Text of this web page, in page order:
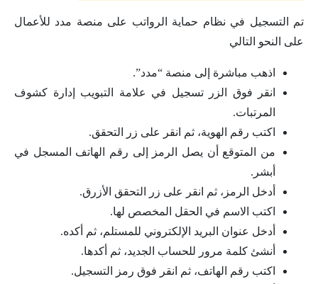
تم التسجيل في نظام حماية الرواتب على منصة مدد للأعمال
على النحو التالي
اذهب مباشرة إلى منصة “مدد”.
انقر فوق الزر تسجيل في علامة التبويب إدارة كشوف
المرتبات.
اكتب رقم الهوية، ثم انقر على زر التحقق.
من المتوقع أن يصل الرمز إلى رقم الهاتف المسجل في
أبشر.
أدخل الرمز، ثم انقر على زر التحقق الأزرق.
اكتب الاسم في الحقل المخصص لها.
أدخل عنوان البريد الإلكتروني للمستلم، ثم أكده.
أنشئ كلمة مرور للحساب الجديد، ثم أكدها.
اكتب رقم الهاتف، ثم انقر فوق رمز التسجيل.